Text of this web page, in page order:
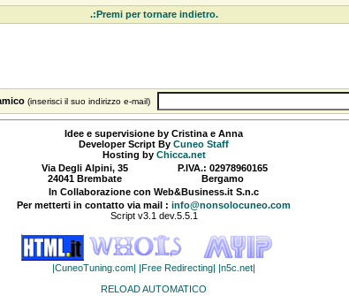
.:Premi per tornare indietro.
(inserisci il suo indirizzo e-mail)
Idee e supervisione by Cristina e Anna
Developer Script By Cuneo Staff
Hosting by Chicca.net
Via Degli Alpini, 35
24041 Brembate
P.IVA.: 02978960165
Bergamo
In Collaborazione con Web&Business.it S.n.c
Per metterti in contatto via mail : info@nonsolocuneo.com
Script v3.1 dev.5.5.1
|CuneoTuning.com| |Free Redirecting| |n5c.net|
RELOAD AUTOMATICO